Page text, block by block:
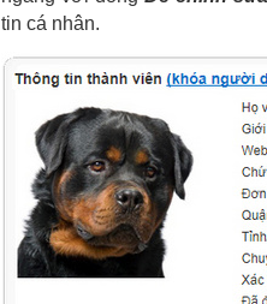
tin cá nhân.